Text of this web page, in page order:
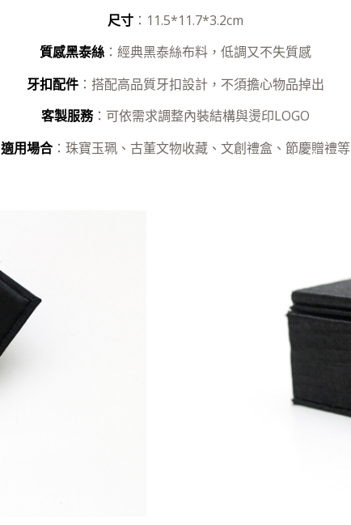
尺寸 ：11.5*11.7*3.2cm
質感黑泰絲 ：經典黑泰絲布料，低調又不失質感
牙扣配件 ：搭配高品質牙扣設計，不須擔心物品掉出
客製服務：可依需求調整內裝結構與燙印LOGO
適用場合 ：珠寶玉珮、古董文物收藏、文創禮盒、節慶贈禮等